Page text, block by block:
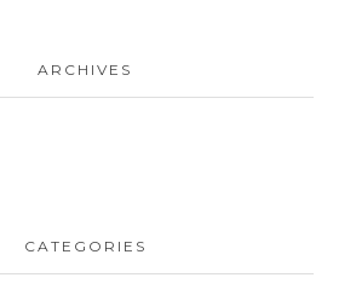
ARCHIVES
CATEGORIES